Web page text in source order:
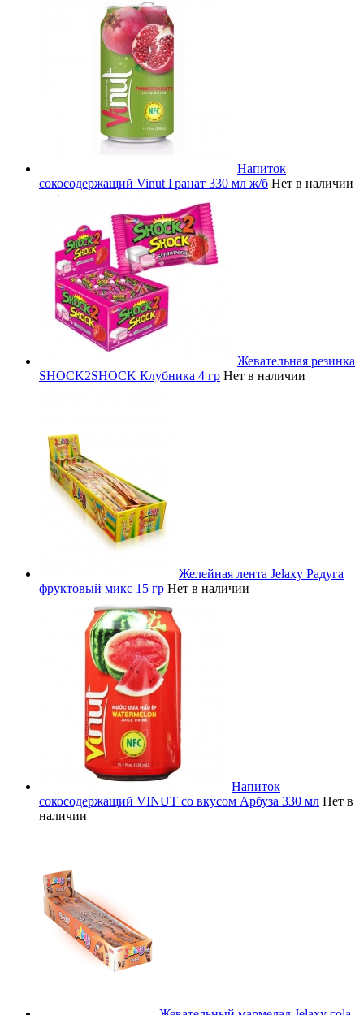
Напиток
сокосодержащий Vinut Гранат 330 мл ж/б Нет в наличии
Жевательная резинка
SHOCK2SHOCK Клубника 4 гр Нет в наличии
Желейная лента Jelaxy Радуга
фруктовый микс 15 гр Нет в наличии
Напиток
сокосодержащий VINUT со вкусом Арбуза 330 мл Нет в
наличии